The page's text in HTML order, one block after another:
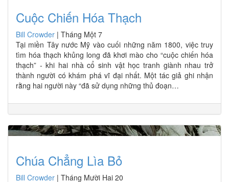
Cuộc Chiến Hóa Thạch
Bill Crowder | Tháng Một 7
Tại miền Tây nước Mỹ vào cuối những năm 1800, việc truy
tìm hóa thạch khủng long đã khơi mào cho “cuộc chiến hóa
thạch” - khi hai nhà cổ sinh vật học tranh giành nhau trở
thành người có khám phá vĩ đại nhất. Một tác giả ghi nhận
rằng hai người này “đã sử dụng những thủ đoạn…
Chúa Chẳng Lìa Bỏ
Bill Crowder | Tháng Mười Hai 20